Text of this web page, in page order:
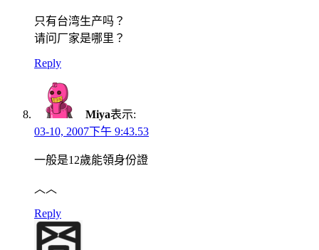
只有台湾生产吗？
请问厂家是哪里？
Reply
Miya表示:
03-10, 2007下午 9:43.53
一般是12歲能領身份證
︿︿
Reply